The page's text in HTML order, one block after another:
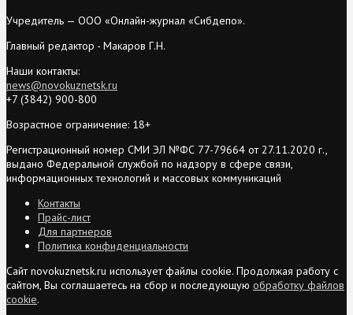
Учредитель — ООО «Онлайн-журнал «Сибдепо».
Главный редактор - Макаров Г.Н.
Наши контакты:
news@novokuznetsk.ru
+7 (3842) 900-800
Возрастное ограничение: 18+
Регистрационный номер СМИ ЭЛ №ФС 77-79664 от 27.11.2020 г.,
выдано Федеральной службой по надзору в сфере связи,
информационных технологий и массовых коммуникаций
Контакты
Прайс-лист
Для партнеров
Политика конфиденциальности
Сайт novokuznetsk.ru использует файлы cookie. Продолжая работу с
сайтом, Вы соглашаетесь на сбор и последующую обработку файлов
cookie.